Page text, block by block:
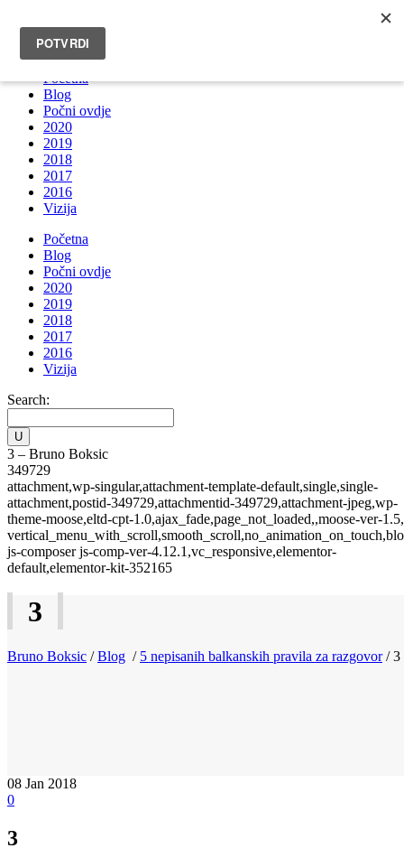
INFO@BRUNOBOKSIC.COM
Početna
Blog
Počni ovdje
2020
2019
2018
2017
2016
Vizija
Početna
Blog
Počni ovdje
2020
2019
2018
2017
2016
Vizija
Search:
3 – Bruno Boksic
349729
attachment,wp-singular,attachment-template-default,single,single-
attachment,postid-349729,attachmentid-349729,attachment-jpeg,wp-
theme-moose,eltd-cpt-1.0,ajax_fade,page_not_loaded,,moose-ver-1.5,
js-composer js-comp-ver-4.12.1,vc_responsive,elementor-
default,elementor-kit-352165
3
Bruno Boksic /Blog / 5 nepisanih balkanskih pravila za razgovor/3
08 Jan 2018
0
3